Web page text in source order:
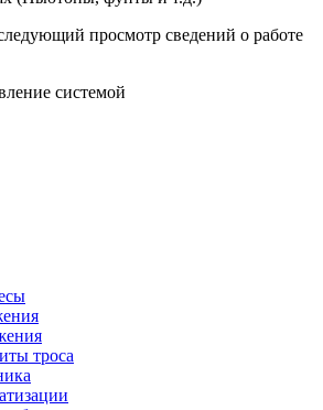
просмотр сведений о работе
системой
троса